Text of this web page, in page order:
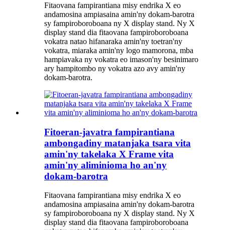
Fitaovana fampirantiana misy endrika X eo
andamosina ampiasaina amin'ny dokam-barotra
sy fampiroboroboana ny X display stand. Ny X
display stand dia fitaovana fampiroboroboana
vokatra natao hifanaraka amin'ny toetran'ny
vokatra, miaraka amin'ny logo mamorona, mba
hampiavaka ny vokatra eo imason'ny besinimaro
ary hampitombo ny vokatra azo avy amin'ny
dokam-barotra.
Fitoeran-javatra fampirantiana
ambongadiny matanjaka tsara vita
amin'ny takelaka X Frame vita
amin'ny aliminioma ho an'ny
dokam-barotra
Fitaovana fampirantiana misy endrika X eo
andamosina ampiasaina amin'ny dokam-barotra
sy fampiroboroboana ny X display stand. Ny X
display stand dia fitaovana fampiroboroboana